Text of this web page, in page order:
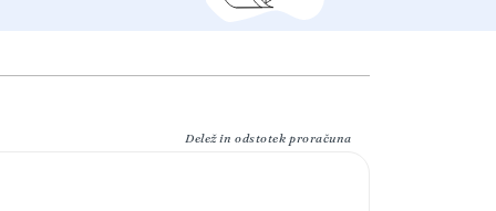
Delež in odstotek proračuna